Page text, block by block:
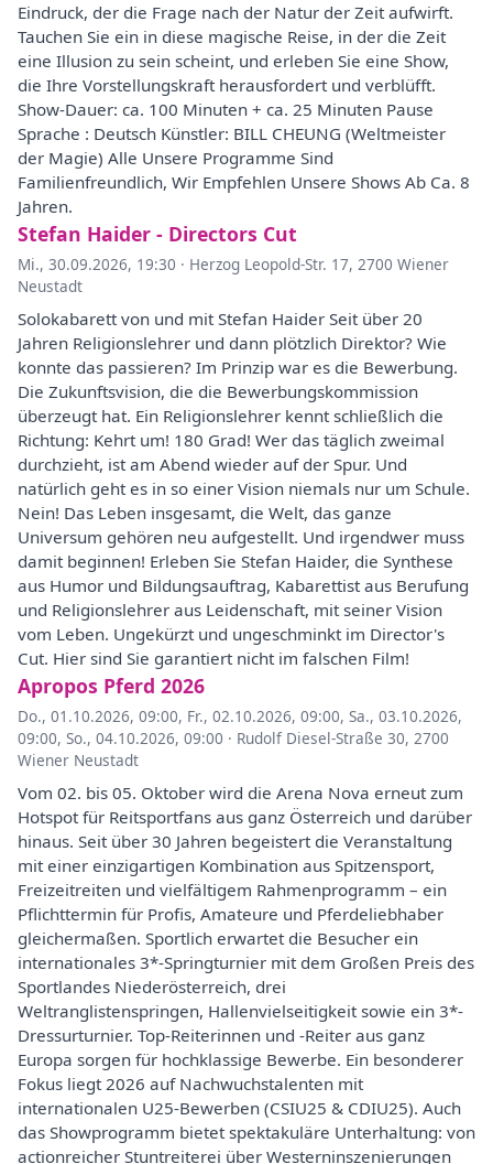
Eindruck, der die Frage nach der Natur der Zeit aufwirft.
Tauchen Sie ein in diese magische Reise, in der die Zeit
eine Illusion zu sein scheint, und erleben Sie eine Show,
die Ihre Vorstellungskraft herausfordert und verblüfft.
Show-Dauer: ca. 100 Minuten + ca. 25 Minuten Pause
Sprache : Deutsch Künstler: BILL CHEUNG (Weltmeister
der Magie) Alle Unsere Programme Sind
Familienfreundlich, Wir Empfehlen Unsere Shows Ab Ca. 8
Jahren.
Stefan Haider - Directors Cut
Mi., 30.09.2026, 19:30 · Herzog Leopold-Str. 17, 2700 Wiener
Neustadt
Solokabarett von und mit Stefan Haider Seit über 20
Jahren Religionslehrer und dann plötzlich Direktor? Wie
konnte das passieren? Im Prinzip war es die Bewerbung.
Die Zukunftsvision, die die Bewerbungskommission
überzeugt hat. Ein Religionslehrer kennt schließlich die
Richtung: Kehrt um! 180 Grad! Wer das täglich zweimal
durchzieht, ist am Abend wieder auf der Spur. Und
natürlich geht es in so einer Vision niemals nur um Schule.
Nein! Das Leben insgesamt, die Welt, das ganze
Universum gehören neu aufgestellt. Und irgendwer muss
damit beginnen! Erleben Sie Stefan Haider, die Synthese
aus Humor und Bildungsauftrag, Kabarettist aus Berufung
und Religionslehrer aus Leidenschaft, mit seiner Vision
vom Leben. Ungekürzt und ungeschminkt im Director's
Cut. Hier sind Sie garantiert nicht im falschen Film!
Apropos Pferd 2026
Do., 01.10.2026, 09:00, Fr., 02.10.2026, 09:00, Sa., 03.10.2026,
09:00, So., 04.10.2026, 09:00 · Rudolf Diesel-Straße 30, 2700
Wiener Neustadt
Vom 02. bis 05. Oktober wird die Arena Nova erneut zum
Hotspot für Reitsportfans aus ganz Österreich und darüber
hinaus. Seit über 30 Jahren begeistert die Veranstaltung
mit einer einzigartigen Kombination aus Spitzensport,
Freizeitreiten und vielfältigem Rahmenprogramm – ein
Pflichttermin für Profis, Amateure und Pferdeliebhaber
gleichermaßen. Sportlich erwartet die Besucher ein
internationales 3*-Springturnier mit dem Großen Preis des
Sportlandes Niederösterreich, drei
Weltranglistenspringen, Hallenvielseitigkeit sowie ein 3*-
Dressurturnier. Top-Reiterinnen und -Reiter aus ganz
Europa sorgen für hochklassige Bewerbe. Ein besonderer
Fokus liegt 2026 auf Nachwuchstalenten mit
internationalen U25-Bewerben (CSIU25 & CDIU25). Auch
das Showprogramm bietet spektakuläre Unterhaltung: von
actionreicher Stuntreiterei über Westerninszenierungen